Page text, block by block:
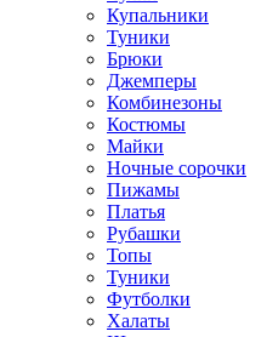
Купальники
Туники
Брюки
Джемперы
Комбинезоны
Костюмы
Майки
Ночные сорочки
Пижамы
Платья
Рубашки
Топы
Туники
Футболки
Халаты